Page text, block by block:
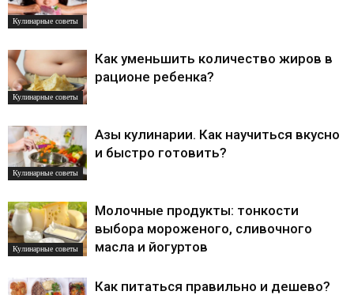
Кулинарные советы
Кулинарные советы
Как уменьшить количество жиров в
рационе ребенка?
Кулинарные советы
Азы кулинарии. Как научиться вкусно
и быстро готовить?
Кулинарные советы
Молочные продукты: тонкости
выбора мороженого, сливочного
масла и йогуртов
Как питаться правильно и дешево?